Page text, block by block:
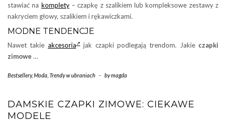
stawiać na komplety– czapkę z szalikiem lub kompleksowe zestawy z
nakryciem głowy, szalikiem i rękawiczkami.
MODNE TENDENCJE
Nawet takie akcesoria jak czapki podlegają trendom. Jakie czapki
zimowe …
Bestsellery,Moda Trendy w ubraniach - bymagda
DAMSKIE CZAPKI ZIMOWE: CIEKAWE
MODELE